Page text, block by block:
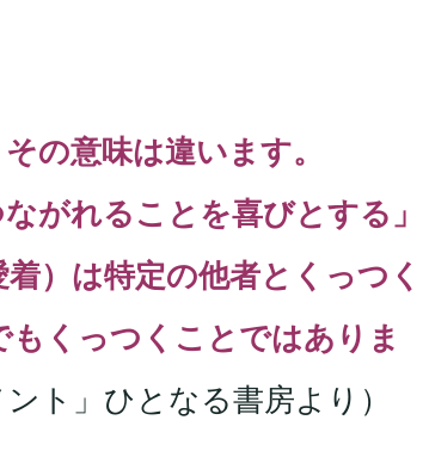
の意味は違います。
がれることを喜びとする」
）は特定の他者とくっつく
くっつくことではありま
ト」ひとなる書房より）